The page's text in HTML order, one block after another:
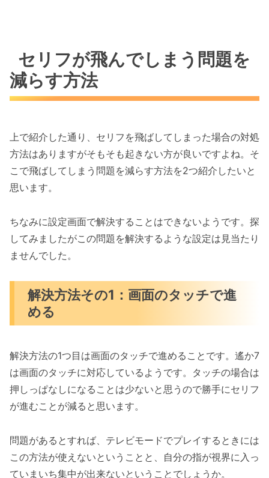
セリフが飛んでしまう問題を
減らす方法
上で紹介した通り、セリフを飛ばしてしまった場合の対処
方法はありますがそもそも起きない方が良いですよね。そ
こで飛ばしてしまう問題を減らす方法を2つ紹介したいと
思います。
ちなみに設定画面で解決することはできないようです。探
してみましたがこの問題を解決するような設定は見当たり
ませんでした。
解決方法その1：画面のタッチで進
める
解決方法の1つ目は画面のタッチで進めることです。遙か7
は画面のタッチに対応しているようです。タッチの場合は
押しっぱなしになることは少ないと思うので勝手にセリフ
が進むことが減ると思います。
問題があるとすれば、テレビモードでプレイするときには
この方法が使えないということと、自分の指が視界に入っ
ていまいち集中が出来ないということでしょうか。